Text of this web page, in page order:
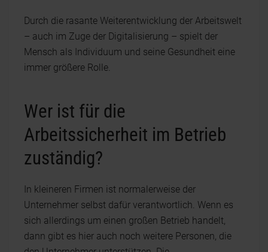
Durch die rasante Weiterentwicklung der Arbeitswelt
– auch im Zuge der Digitalisierung – spielt der
Mensch als Individuum und seine Gesundheit eine
immer größere Rolle.
Wer ist für die
Arbeitssicherheit im Betrieb
zuständig?
In kleineren Firmen ist normalerweise der
Unternehmer selbst dafür verantwortlich. Wenn es
sich allerdings um einen großen Betrieb handelt,
dann gibt es hier auch noch weitere Personen, die